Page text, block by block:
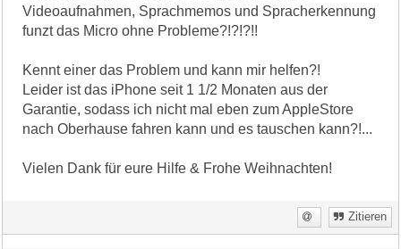
Videoaufnahmen, Sprachmemos und Spracherkennung
funzt das Micro ohne Probleme?!?!?!!
Kennt einer das Problem und kann mir helfen?!
Leider ist das iPhone seit 1 1/2 Monaten aus der
Garantie, sodass ich nicht mal eben zum AppleStore
nach Oberhause fahren kann und es tauschen kann?!...
Vielen Dank für eure Hilfe & Frohe Weihnachten!
Zitieren